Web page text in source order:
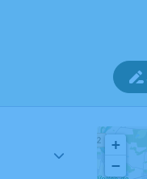
+
−